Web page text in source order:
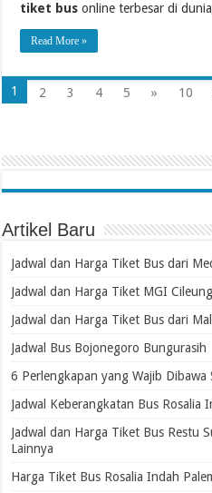
tiket bus online terbesar di
Read More »
1 2 3 4 5 » 10
Artikel Baru
Jadwal dan Harga Tiket Bus dari
Jadwal dan Harga Tiket MGI
Jadwal dan Harga Tiket Bus dari
Jadwal Bus Bojonegoro Bungurasih
6 Perlengkapan yang Wajib Dibawa
Jadwal Keberangkatan Bus Rosalia
Jadwal dan Harga Tiket Bus Restu
Lainnya
Harga Tiket Bus Rosalia Indah